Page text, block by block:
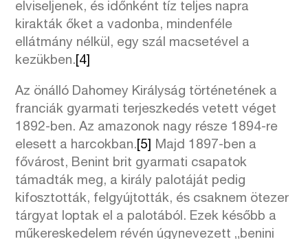
elviseljenek, és időnként tíz teljes napra
kirakták őket a vadonba, mindenféle
ellátmány nélkül, egy szál macsetével a
kezükben. [4]
Az önálló Dahomey Királyság történetének a
franciák gyarmati terjeszkedés vetett véget
1892-ben. Az amazonok nagy része 1894-re
elesett a harcokban. [5]
Majd 1897-ben a
fővárost, Benint brit gyarmati csapatok
támadták meg, a király palotáját pedig
kifosztották, felgyújtották, és csaknem ötezer
tárgyat loptak el a palotából. Ezek később a
műkereskedelem révén úgynevezett „benini